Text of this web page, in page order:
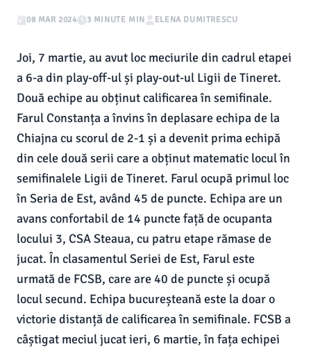
08 MAR 2024 3 MINUTE MIN ELENA DUMITRESCU
Joi, 7 martie, au avut loc meciurile din cadrul etapei
a 6-a din play-off-ul și play-out-ul Ligii de Tineret.
Două echipe au obținut calificarea în semifinale.
Farul Constanța a învins în deplasare echipa de la
Chiajna cu scorul de 2-1 și a devenit prima echipă
din cele două serii care a obținut matematic locul în
semifinalele Ligii de Tineret. Farul ocupă primul loc
în Seria de Est, având 45 de puncte. Echipa are un
avans confortabil de 14 puncte față de ocupanta
locului 3, CSA Steaua, cu patru etape rămase de
jucat. În clasamentul Seriei de Est, Farul este
urmată de FCSB, care are 40 de puncte și ocupă
locul secund. Echipa bucureșteană este la doar o
victorie distanță de calificarea în semifinale. FCSB a
câștigat meciul jucat ieri, 6 martie, în fața echipei